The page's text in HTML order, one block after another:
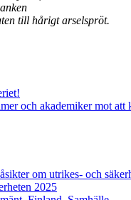
till hårigt arselspröt.
och akademiker mot
om utrikes- och
2025